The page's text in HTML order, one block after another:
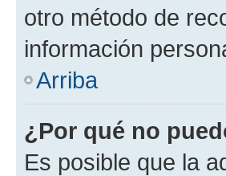
otro método de
información
Arriba
¿Por qué no
Es posible que la